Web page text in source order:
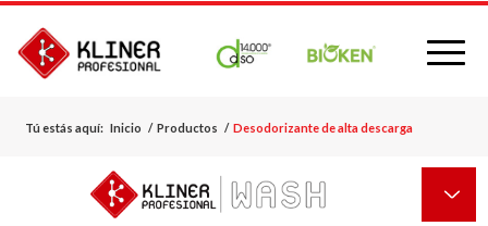
Tú estás aquí: Inicio / Productos / Desodorizante de alta descarga